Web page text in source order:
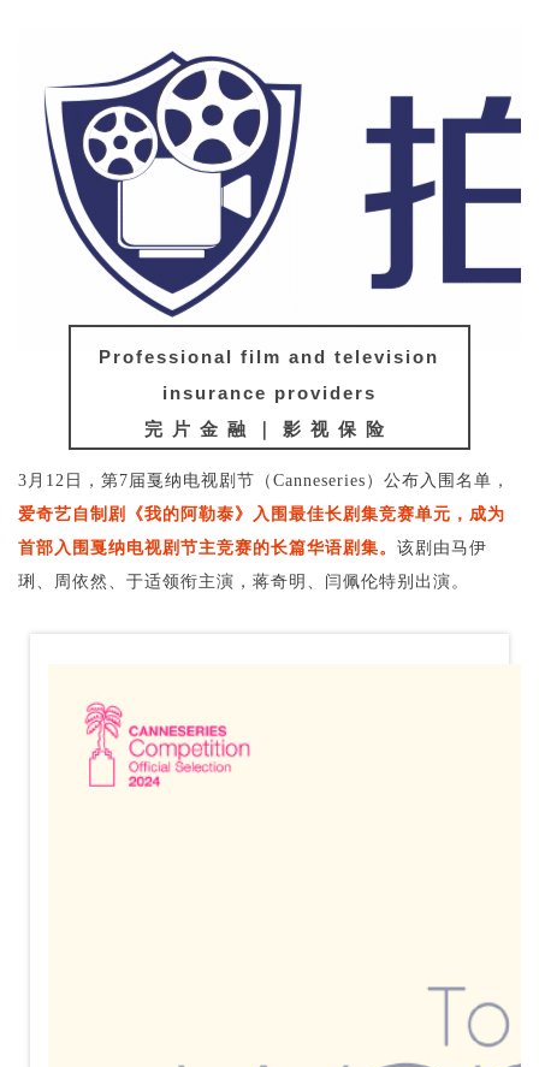
Professional film and television
insurance providers
完片金融｜影视保险
3月12日，第7届戛纳电视剧节（Canneseries）公布入围名单，
爱奇艺自制剧《我的阿勒泰》入围最佳长剧集竞赛单元，成为
首部入围戛纳电视剧节主竞赛的长篇华语剧集。 该剧由马伊
琍、周依然、于适领衔主演，蒋奇明、闫佩伦特别出演。